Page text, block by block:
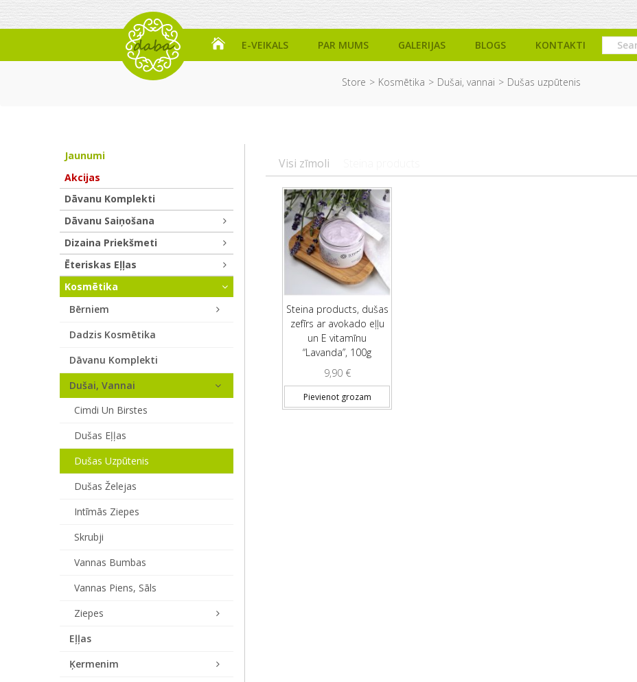
E-VEIKALS PAR MUMS GALERIJAS BLOGS KONTAKTI
Store Kosmētika Dušai, vannai Dušas uzpūtenis
Visi zīmoli
Steina products, dušas
zefīrs ar avokado eļļu
un E vitamīnu
“Lavanda”, 100g
9,90 €
Pievienot grozam
Jaunumi
Akcijas
Dāvanu Komplekti
Dāvanu Saiņošana
Dizaina Priekšmeti
Ēteriskas Eļļas
Kosmētika
Bērniem
Dadzis Kosmētika
Dāvanu Komplekti
Dušai, Vannai
Cimdi Un Birstes
Dušas Eļļas
Dušas Uzpūtenis
Dušas Želejas
Intīmās Ziepes
Skrubji
Vannas Bumbas
Vannas Piens, Sāls
Ziepes
Eļļas
Ķermenim